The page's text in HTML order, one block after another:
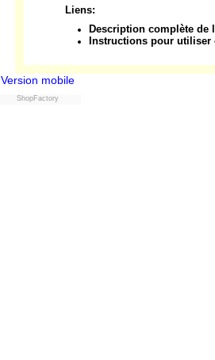
Liens:
Description complète de
Instructions pour utiliser
Version mobile
ShopFactory